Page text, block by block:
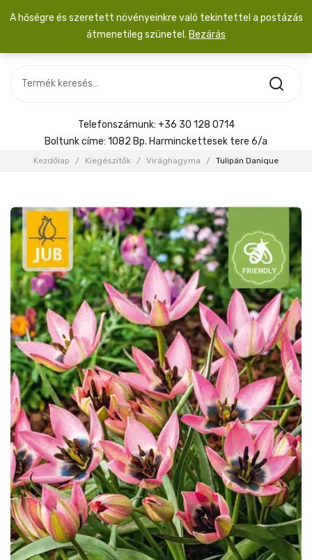
SZOBANÖVÉNY
KIEGÉSZÍTŐK
Menyasszonyi csokor
Telefonszámunk: +36 30 128 0714
Boltunk címe: 1082 Bp. Harminckettesek tere 6/a
Kezdőlap / Kiegészítők / Virághagyma / Tulipán Danique
A hőségre és szeretett növényeinkre való tekintettel a postázás
átmenetileg szünetel. Bezárás